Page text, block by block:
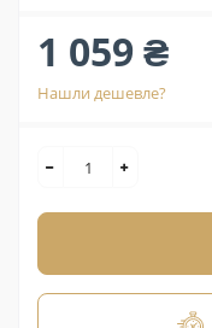
1 059 ₴
Нашли дешевле?